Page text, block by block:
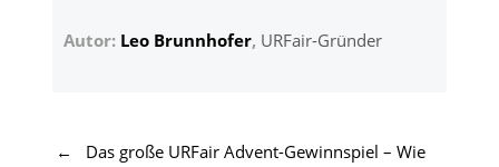
Autor: Leo Brunnhofer, URFair-Gründer
←
Das große URFair Advent-Gewinnspiel – Wie